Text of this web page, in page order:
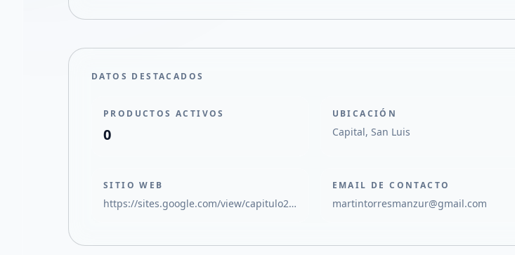
DATOS DESTACADOS
PRODUCTOS ACTIVOS
0
UBICACIÓN
Capital, San Luis
SITIO WEB
https://sites.google.com/view/capitulo24/inicio
EMAIL DE CONTACTO
martintorresmanzur@gmail.com